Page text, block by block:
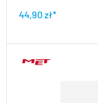
44,90 zł*